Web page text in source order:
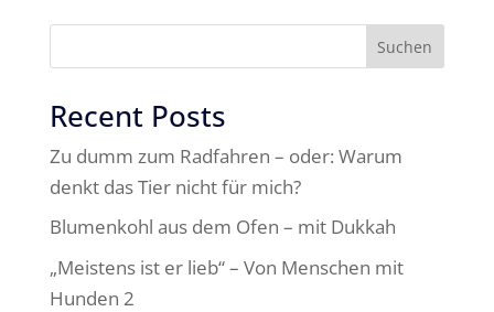
Suchen
Recent Posts
Zu dumm zum Radfahren – oder: Warum
denkt das Tier nicht für mich?
Blumenkohl aus dem Ofen – mit Dukkah
„Meistens ist er lieb“ – Von Menschen mit
Hunden 2